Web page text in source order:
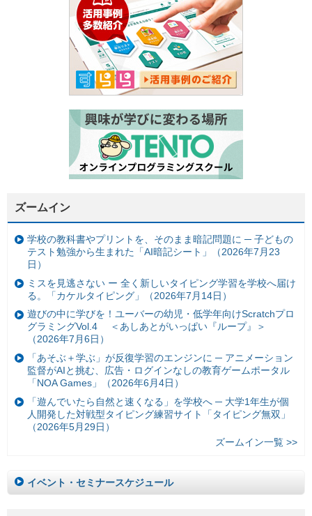
ズームイン
学校の教科書やプリントを、そのまま暗記問題に ─ 子どもの
テスト勉強から生まれた「AI暗記シート」（2026年7月23
日）
ミスを見逃さない ー 全く新しいタイピング学習を学校へ届け
る。「カケルタイピング」（2026年7月14日）
遊びの中に学びを！ユーバーの幼児・低学年向けScratchプロ
グラミングVol.4 ＜あしあとがいっぱい『ループ』＞
（2026年7月6日）
「あそぶ＋学ぶ」が反復学習のエンジンに ─ アニメーション
監督がAIと挑む、広告・ログインなしの教育ゲームポータル
「NOA Games」（2026年6月4日）
「遊んでいたら自然と速くなる」を学校へ ─ 大学1年生が個
人開発した対戦型タイピング練習サイト「タイピング無双」
（2026年5月29日）
ズームイン一覧 >>
イベント・セミナースケジュール